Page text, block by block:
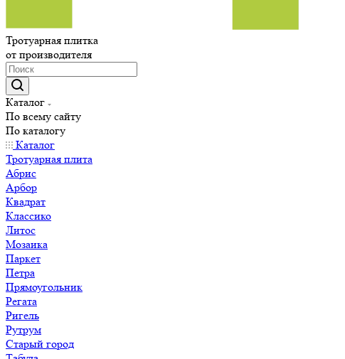
Тротуарная плитка
от производителя
Каталог
По всему сайту
По каталогу
Каталог
Тротуарная плита
Абрис
Арбор
Квадрат
Классико
Литос
Мозаика
Паркет
Петра
Прямоугольник
Регата
Ригель
Рутрум
Старый город